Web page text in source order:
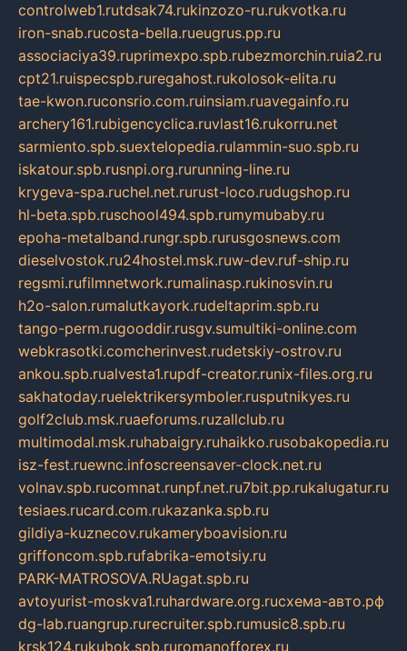
controlweb1.rutdsak74.rukinzozo-ru.rukvotka.ru
iron-snab.rucosta-bella.rueugrus.pp.ru
associaciya39.ruprimexpo.spb.rubezmorchin.ruia2.ru
cpt21.ruispecspb.ruregahost.rukolosok-elita.ru
tae-kwon.ruconsrio.com.ruinsiam.ruavegainfo.ru
archery161.rubigencyclica.ruvlast16.rukorru.net
sarmiento.spb.suextelopedia.rulammin-suo.spb.ru
iskatour.spb.rusnpi.org.rurunning-line.ru
krygeva-spa.ruchel.net.rurust-loco.rudugshop.ru
hl-beta.spb.ruschool494.spb.rumymubaby.ru
epoha-metalband.rungr.spb.rurusgosnews.com
dieselvostok.ru24hostel.msk.ruw-dev.ruf-ship.ru
regsmi.rufilmnetwork.rumalinasp.rukinosvin.ru
h2o-salon.rumalutkayork.rudeltaprim.spb.ru
tango-perm.rugooddir.rusgv.sumultiki-online.com
webkrasotki.comcherinvest.rudetskiy-ostrov.ru
ankou.spb.rualvesta1.rupdf-creator.runix-files.org.ru
sakhatoday.ruelektrikersymboler.rusputnikyes.ru
golf2club.msk.ruaeforums.ruzallclub.ru
multimodal.msk.ruhabaigry.ruhaikko.rusobakopedia.ru
isz-fest.ruewnc.infoscreensaver-clock.net.ru
volnav.spb.rucomnat.runpf.net.ru7bit.pp.rukalugatur.ru
tesiaes.rucard.com.rukazanka.spb.ru
gildiya-kuznecov.rukameryboavision.ru
griffoncom.spb.rufabrika-emotsiy.ru
PARK-MATROSOVA.RUagat.spb.ru
avtoyurist-moskva1.ruhardware.org.ruсхема-авто.рф
dg-lab.ruangrup.rurecruiter.spb.rumusic8.spb.ru
krsk124.rukubok.spb.ruromanofforex.ru